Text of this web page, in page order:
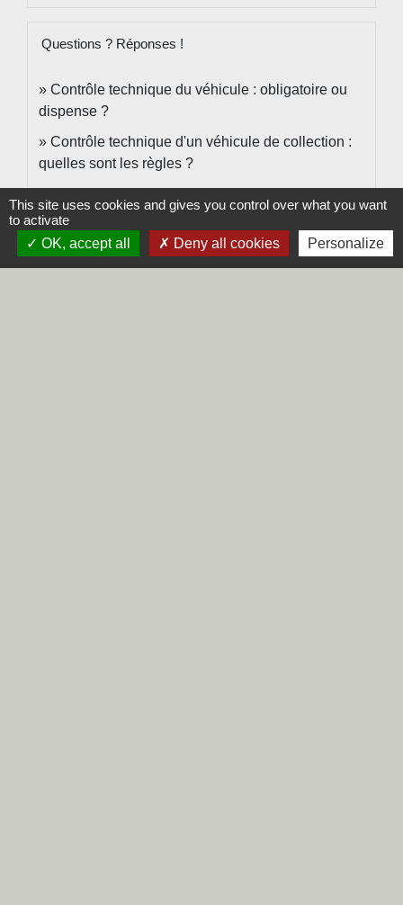
Questions ? Réponses !
Contrôle technique du véhicule : obligatoire ou
dispense ?
Contrôle technique d'un véhicule de collection :
quelles sont les règles ?
Et aussi
This site uses cookies and gives you control over what you want
to activate
OK, accept all
Deny all cookies Personalize